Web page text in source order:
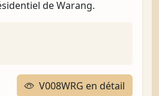
de Warang.
V008WRG en détail